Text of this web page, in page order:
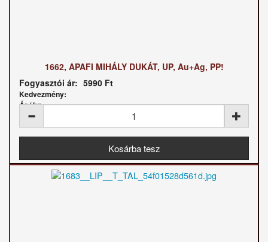
1662, APAFI MIHÁLY DUKÁT, UP, Au+Ag, PP!
Fogyasztói ár: 5990 Ft
Kedvezmény:
Ár / kg: